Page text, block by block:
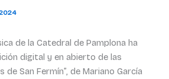
de la Catedral de Pamplona ha
digital y en abierto de las
de San Fermín”, de Mariano García